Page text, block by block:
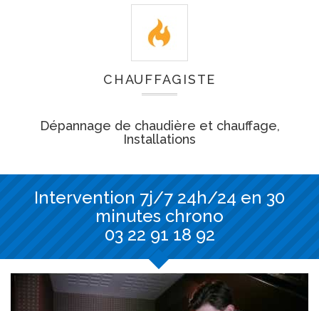
CHAUFFAGISTE
Dépannage de chaudière et chauffage,
Installations
Intervention 7j/7 24h/24 en 30
minutes chrono
03 22 91 18 92